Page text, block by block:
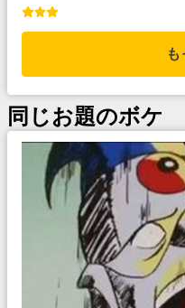
も
同じお題のボケ